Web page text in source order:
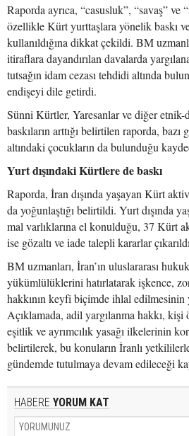
Raporda ayrıca, “casusluk”, “savaş” ve
özellikle Kürt yurttaşlara yönelik baskı
kullanıldığına dikkat çekildi. BM
itiraflara dayandırılan davalarda
tutsağın idam cezası tehdidi altında
endişeyi dile getirdi.
Sünni Kürtler, Yaresanlar ve diğer
baskıların arttığı belirtilen raporda, bazı
altındaki çocukların da bulunduğu
Yurt dışındaki Kürtlere de baskı
Raporda, İran dışında yaşayan Kürt
da yoğunlaştığı belirtildi. Yurt dışında
mal varlıklarına el konulduğu, 37 Kürt
ise gözaltı ve iade talepli kararlar
BM uzmanları, İran’ın uluslararası
yükümlülüklerini hatırlatarak işkence,
hakkının keyfi biçimde ihlal edilmesinin
Açıklamada, adil yargılanma hakkı,
eşitlik ve ayrımcılık yasağı ilkelerinin
belirtilerek, bu konuların İranlı
gündemde tutulmaya devam edileceği
HABERE YORUM KAT